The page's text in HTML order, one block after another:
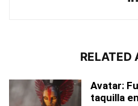
RELATED
Avatar:
taquilla